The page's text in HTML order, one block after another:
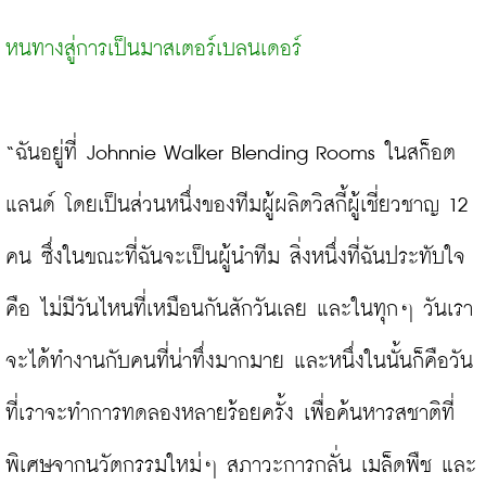
หนทางสู่การเป็นมาสเตอร์เบลนเดอร์
“ฉันอยู่ที่ Johnnie Walker Blending Rooms ในสก็อต
แลนด์ โดยเป็นส่วนหนึ่งของทีมผู้ผลิตวิสกี้ผู้เชี่ยวชาญ 12
คน ซึ่งในขณะที่ฉันจะเป็นผู้นำทีม สิ่งหนึ่งที่ฉันประทับใจ
คือ ไม่มีวันไหนที่เหมือนกันสักวันเลย และในทุกๆ วันเรา
จะได้ทำงานกับคนที่น่าทึ่งมากมาย และหนึ่งในนั้นก็คือวัน
ที่เราจะทำการทดลองหลายร้อยครั้ง เพื่อค้นหารสชาติที่
พิเศษจากนวัตกรรมใหม่ๆ สภาวะการกลั่น เมล็ดพืช และ